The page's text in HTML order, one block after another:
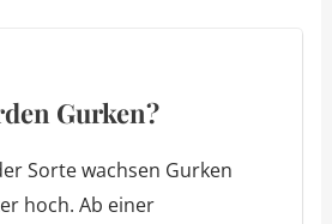
Gurken?
Sorte wachsen Gurken
hoch. Ab einer